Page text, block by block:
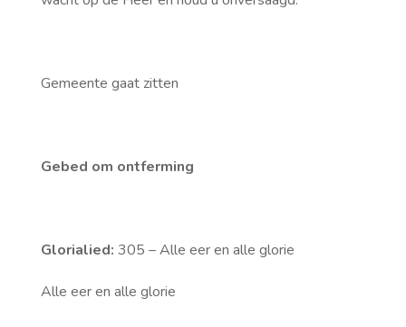
Gemeente gaat zitten
Gebed om ontferming
Glorialied: 305 – Alle eer en alle glorie
Alle eer en alle glorie